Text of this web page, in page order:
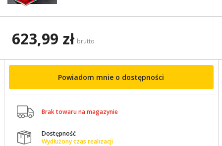
623,99 zł brutto
Powiadom mnie o dostępności
 Brak towaru na magazynie

Dostępność
Wydłużony czas realizacji